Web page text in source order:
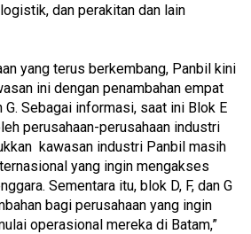
dan perakitan dan lain
yang terus berkembang, Panbil kini
ini dengan penambahan empat
G. Sebagai informasi, saat ini Blok E
perusahaan-perusahaan industri
kawasan industri Panbil masih
yang ingin mengakses
Sementara itu, blok D, F, dan G
bagi perusahaan yang ingin
operasional mereka di Batam,”